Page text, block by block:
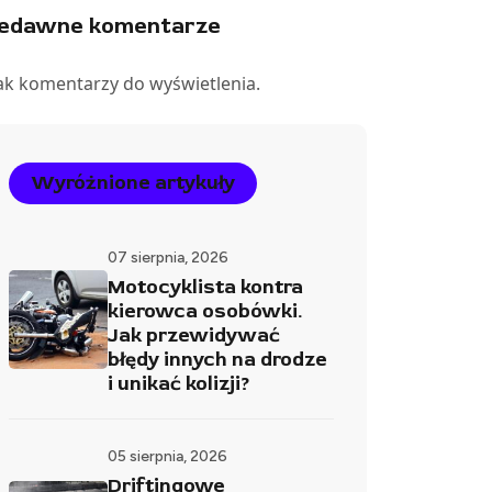
komentarze
komentarzy do wyświetlenia.
Wyróżnione artykuły
07 sierpnia, 2026
Motocyklista kontra
kierowca osobówki.
Jak przewidywać
błędy innych na drodze
i unikać kolizji?
05 sierpnia, 2026
Driftingowe